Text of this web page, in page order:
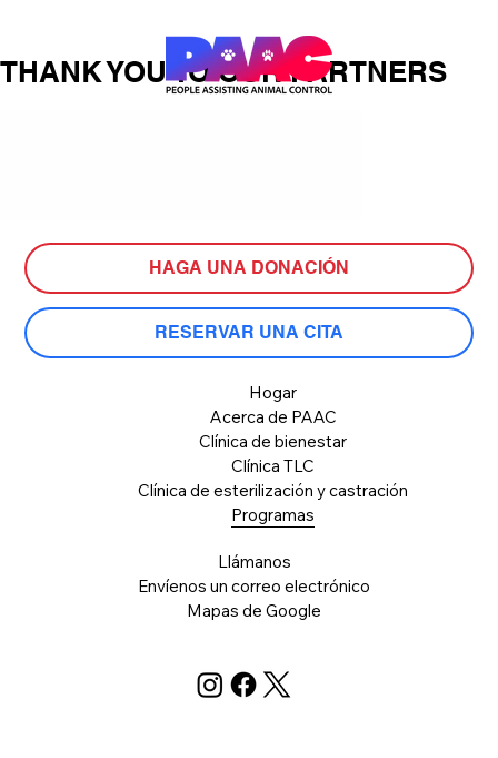
THANK YOU TO OUR PARTNERS
HAGA UNA DONACIÓN
RESERVAR UNA CITA
Hogar
Acerca de PAAC
Clínica de bienestar
Clínica TLC
Clínica de esterilización y castración
Programas
Llámanos
Envíenos un correo electrónico
Mapas de Google